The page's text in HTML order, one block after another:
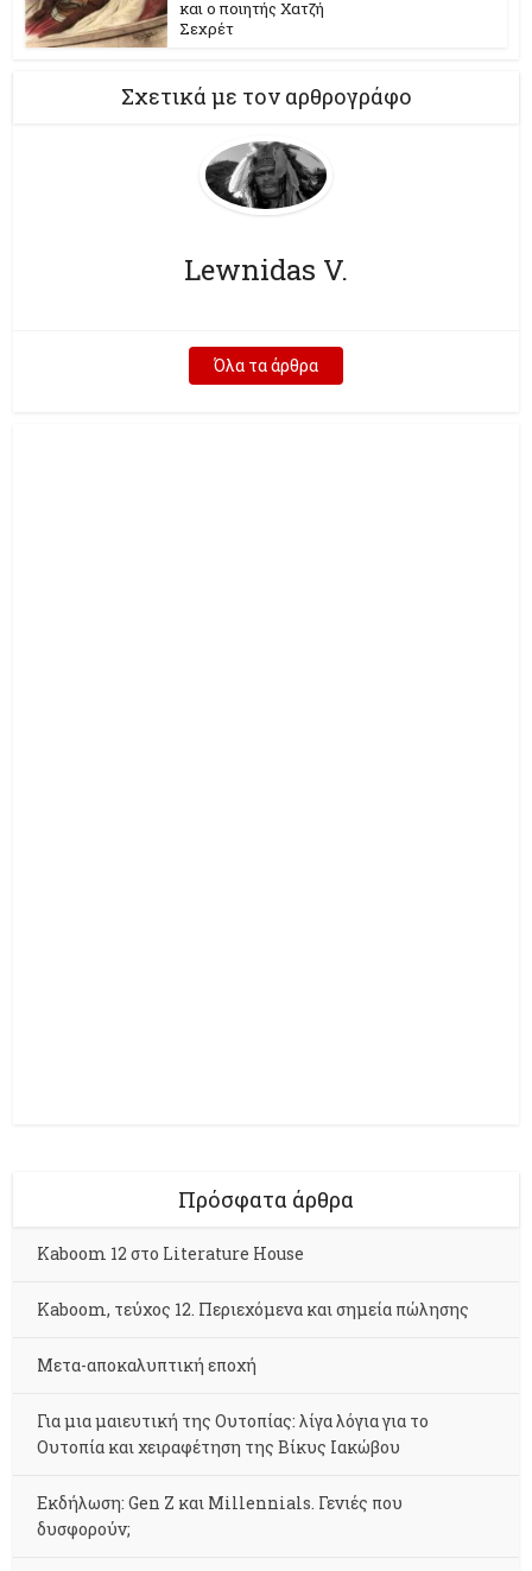
και ο ποιητής Χατζή
Σεχρέτ
Σχετικά με τον αρθρογράφο
Lewnidas V.
Όλα τα άρθρα
Πρόσφατα άρθρα
Kaboom 12 στο Literature House
Kaboom, τεύχος 12. Περιεχόμενα και σημεία πώλησης
Μετα-αποκαλυπτική εποχή
Για μια μαιευτική της Ουτοπίας: λίγα λόγια για το
Ουτοπία και χειραφέτηση της Βίκυς Ιακώβου
Εκδήλωση: Gen Z και Millennials. Γενιές που
δυσφορούν;